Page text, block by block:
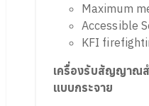
Maximum
Accessible
KFI
เครื่องรับสัญญาณ
แบบกระจาย